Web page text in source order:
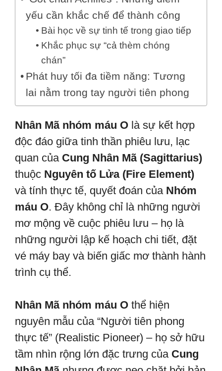
yếu cần khắc chế để thành công
Bài học về sự tinh tế trong giao tiếp
Khắc phục sự “cả thèm chóng
chán”
Phát huy tối đa tiềm năng: Tương
lai nằm trong tay người tiên phong
Nhân Mã nhóm máu O là sự kết hợp
độc đáo giữa tinh thần phiêu lưu, lạc
quan của Cung Nhân Mã (Sagittarius)
thuộc Nguyên tố Lửa (Fire Element)
và tính thực tế, quyết đoán của Nhóm
máu O. Đây không chỉ là những người
mơ mộng về cuộc phiêu lưu – họ là
những người lập kế hoạch chi tiết, đặt
vé máy bay và biến giấc mơ thành hành
trình cụ thể.
Nhân Mã nhóm máu O thể hiện
nguyên mẫu của “Người tiên phong
thực tế” (Realistic Pioneer) – họ sở hữu
tầm nhìn rộng lớn đặc trưng của Cung